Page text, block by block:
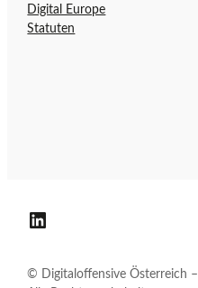
D
i
e
s
Ö
s
Digital Europe
Statuten
Digitaloffensive Österreich auf LinkedIn
© Digitaloffensive Österreich –